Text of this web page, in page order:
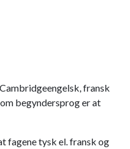
fransk
begyndersprog er at
fagene tysk el. fransk og